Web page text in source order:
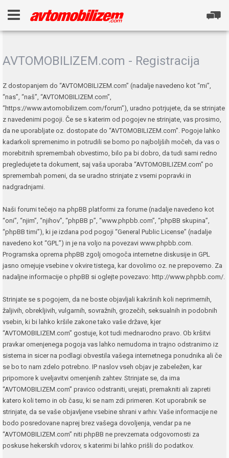
AVTOMOBILIZEM.com - Registracija
Z dostopanjem do “AVTOMOBILIZEM.com” (nadalje navedeno kot “mi”,
“nas”, “naš”, “AVTOMOBILIZEM.com”,
“https://www.avtomobilizem.com/forum”), uradno potrjujete, da se strinjate
z navedenimi pogoji. Če se s katerim od pogojev ne strinjate, vas prosimo,
da ne uporabljate oz. dostopate do “AVTOMOBILIZEM.com”. Pogoje lahko
kadarkoli spremenimo in potrudili se bomo po najboljših močeh, da vas o
morebitnih spremembah obvestimo, bilo pa bi dobro, da tudi sami redno
pregledujete ta dokument, saj vaša uporaba “AVTOMOBILIZEM.com” po
spremembah pomeni, da se uradno strinjate z vsemi popravki in
nadgradnjami.
Naši forumi tečejo na phpBB platformi za forume (nadalje navedeno kot
“oni”, “njim”, “njihov”, “phpBB p”, “www.phpbb.com”, “phpBB skupina”,
“phpBB timi”), ki je izdana pod pogoji “General Public License” (nadalje
navedeno kot “GPL”) in je na voljo na povezavi www.phpbb.com.
Programska oprema phpBB zgolj omogoča internetne diskusije in GPL
jasno omejuje vsebine v okvire tistega, kar dovolimo oz. ne prepovemo. Za
nadaljne informacije o phpBB si oglejte povezavo: http://www.phpbb.com/.
Strinjate se s pogojem, da ne boste objavljali kakršnih koli neprimernih,
žaljivih, obrekljivih, vulgarnih, sovražnih, grozečih, seksualnih in podobnih
vsebin, ki bi lahko kršile zakone tako vaše države, kjer
“AVTOMOBILIZEM.com” gostuje, kot tudi mednarodno pravo. Ob kršitvi
pravkar omenjenega pogoja vas lahko nemudoma in trajno odstranimo iz
sistema in sicer na podlagi obvestila vašega internetnega ponudnika ali če
se bo to nam zdelo potrebno. IP naslov vseh objav je zabeležen, kar
pripomore k uveljavitvi omenjenih zahtev. Strinjate se, da ima
“AVTOMOBILIZEM.com” pravico odstraniti, urejati, premakniti ali zapreti
katero koli temo in ob času, ki se nam zdi primeren. Kot uporabnik se
strinjate, da se vaše objavljene vsebine shrani v arhiv. Vaše informacije ne
bodo posredovane naprej brez vašega dovoljenja, vendar pa ne
“AVTOMOBILIZEM.com” niti phpBB ne prevzemata odgovornosti za
poskuse hekerskih vdorov, s katerimi bi lahko prišli do podatkov.